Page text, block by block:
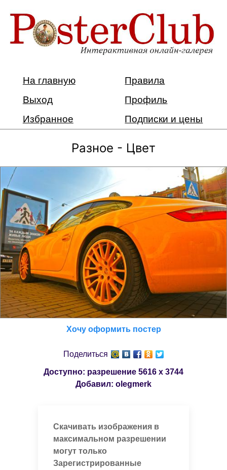
На главную
Правила
Выход
Профиль
Избранное
Подписки и цены
Разное - Цвет
Хочу оформить постер
Поделиться
Доступно: разрешение 5616 x 3744
Добавил: olegmerk
Скачивать изображения в
максимальном разрешении
могут только
Зарегистрированные